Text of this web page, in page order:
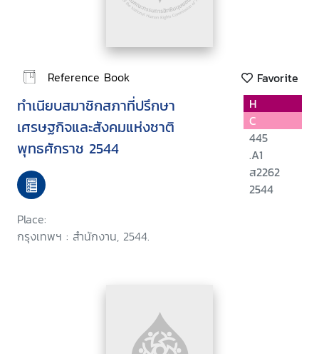
Reference Book Favorite
ทำเนียบสมาชิกสภาที่ปรึกษา
เศรษฐกิจและสังคมแห่งชาติ
พุทธศักราช 2544
Place:
กรุงเทพฯ : สำนักงาน, 2544.
H
C
445
.A1
ส2262
2544